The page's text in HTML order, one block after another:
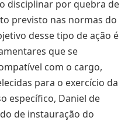
disciplinar por quebra de
previsto nas normas do
desse tipo de ação é
que se
com o cargo,
para o exercício da
específico, Daniel de
de instauração do